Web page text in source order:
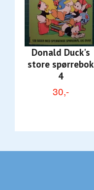
Donald Duck's
store spørrebok
4
30,-